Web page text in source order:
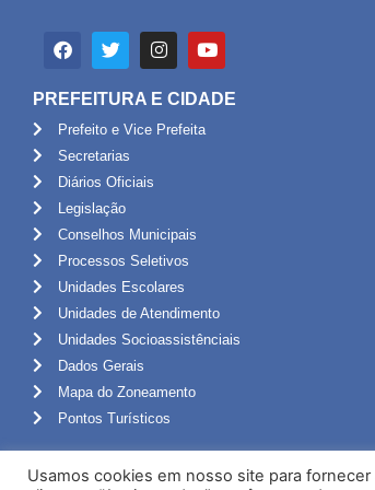
PREFEITURA E CIDADE
Prefeito e Vice Prefeita
Secretarias
Diários Oficiais
Legislação
Conselhos Municipais
Processos Seletivos
Unidades Escolares
Unidades de Atendimento
Unidades Socioassistênciais
Dados Gerais
Mapa do Zoneamento
Pontos Turísticos
Usamos cookies em nosso site para